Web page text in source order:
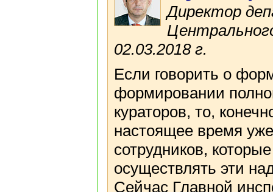
Директор
02.03.2018 г.
Если говорить о
формировании
кураторов, то,
настоящее время
сотрудников,
осуществлять эти
Сейчас Главной